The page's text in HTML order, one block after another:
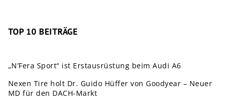
TOP 10 BEITRÄGE
„N’Fera Sport“ ist Erstausrüstung beim Audi A6
Nexen Tire holt Dr. Guido Hüffer von Goodyear – Neuer
MD für den DACH-Markt